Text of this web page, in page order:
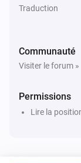
Traduction
Communauté
Visiter le forum »
Permissions
Lire la